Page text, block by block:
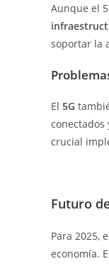
Aunque el
soportar la
El 5G
crucial
Futuro
Para 2025,
economía.